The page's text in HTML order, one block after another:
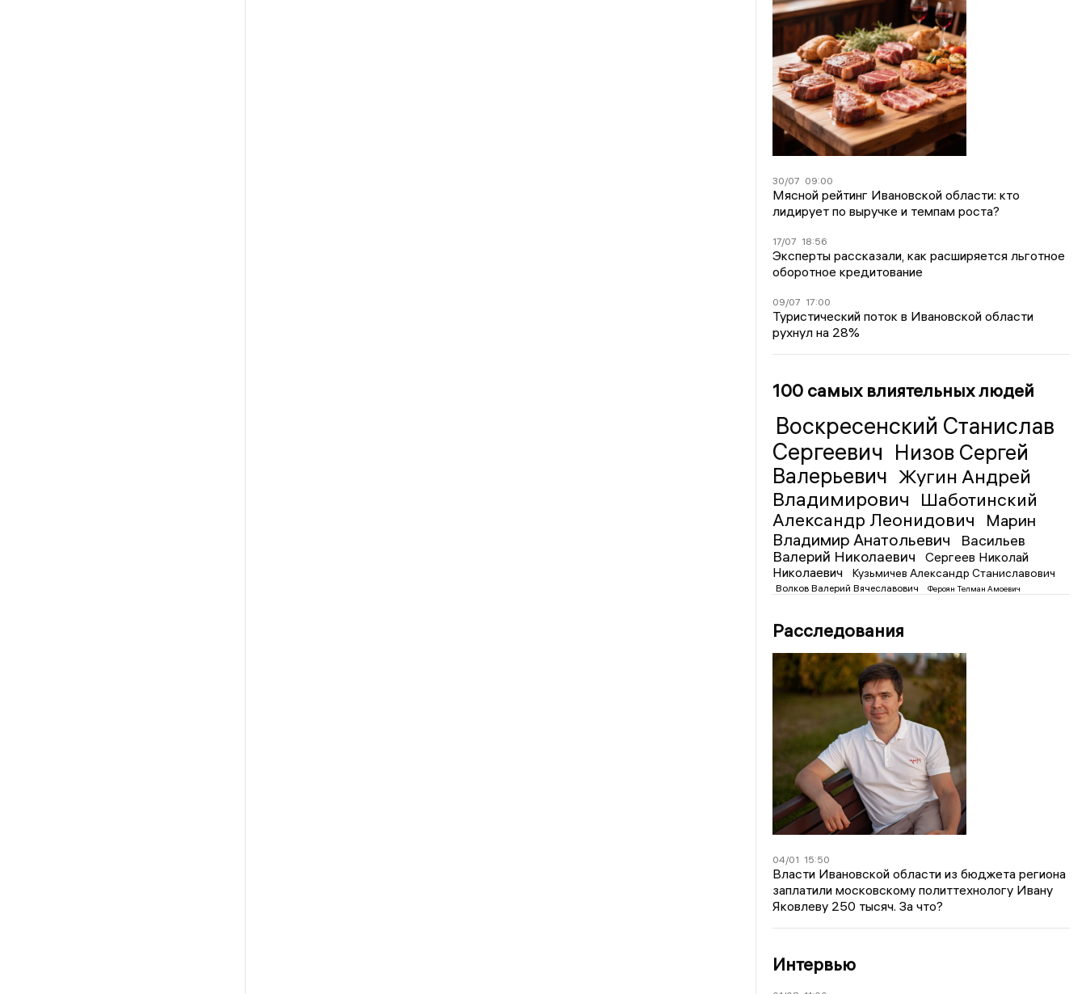
30/07 09:00
Мясной рейтинг Ивановской области: кто
лидирует по выручке и темпам роста?
17/07 18:56
Эксперты рассказали, как расширяется льготное
оборотное кредитование
09/07 17:00
Туристический поток в Ивановской области
рухнул на 28%
100 самых влиятельных людей
Воскресенский Станислав
Сергеевич Низов Сергей
Валерьевич Жугин Андрей
Владимирович
Шаботинский
Александр Леонидович
Марин
Владимир Анатольевич
Васильев
Валерий Николаевич
Сергеев Николай
Николаевич
Кузьмичев Александр Станиславович
Волков Валерий Вячеславович Фероян Телман Амоевич
Расследования
04/01 15:50
Власти Ивановской области из бюджета региона
заплатили московскому политтехнологу Ивану
Яковлеву 250 тысяч. За что?
Интервью